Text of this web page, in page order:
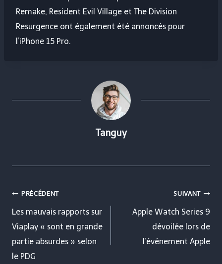
Remake, Resident Evil Village et The Division
Resurgence ont également été annoncés pour
l’iPhone 15 Pro.
Tanguy
Navigation
de
l’article
PRÉCÉDENT
Les mauvais rapports sur
Viaplay « sont en grande
partie absurdes » selon
le PDG
SUIVANT
Apple Watch Series 9
dévoilée lors de
l’événement Apple